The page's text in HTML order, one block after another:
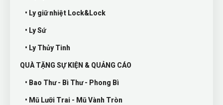
• Ly giữ nhiệt Lock&Lock
• Ly Sứ
• Ly Thủy Tinh
QUÀ TẶNG SỰ KIỆN & QUẢNG CÁO
• Bao Thư - Bì Thư - Phong Bì
• Mũ Lưỡi Trai - Mũ Vành Tròn